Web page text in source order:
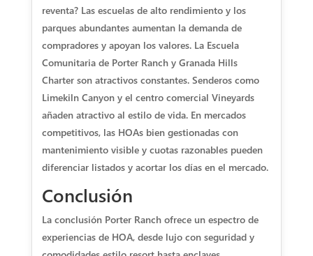
reventa?Las escuelas de alto rendimiento y los
parques abundantes aumentan la demanda de
compradores y apoyan los valores. La Escuela
Comunitaria de Porter Ranch y Granada Hills
Charter son atractivos constantes. Senderos como
Limekiln Canyon y el centro comercial Vineyards
añaden atractivo al estilo de vida. En mercados
competitivos, las HOAs bien gestionadas con
mantenimiento visible y cuotas razonables pueden
diferenciar listados y acortar los días en el mercado.
Conclusión
La conclusión Porter Ranch ofrece un espectro de
experiencias de HOA, desde lujo con seguridad y